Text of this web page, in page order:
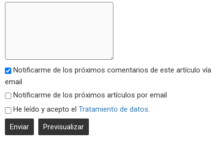
Notificarme de los próximos comentarios de este artículo vía
email
Notificarme de los próximos artículos por email
He leído y acepto el Tratamiento de datos.